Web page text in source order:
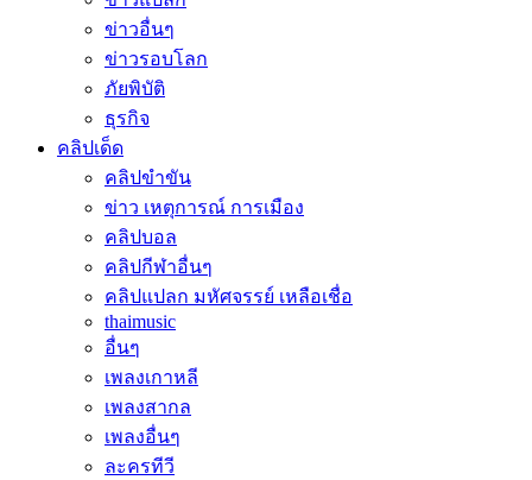
ข่าวอื่นๆ
ข่าวรอบโลก
ภัยพิบัติ
ธุรกิจ
คลิปเด็ด
คลิปขำขัน
ข่าว เหตุการณ์ การเมือง
คลิปบอล
คลิปกีฬาอื่นๆ
คลิปแปลก มหัศจรรย์ เหลือเชื่อ
thaimusic
อื่นๆ
เพลงเกาหลี
เพลงสากล
เพลงอื่นๆ
ละครทีวี